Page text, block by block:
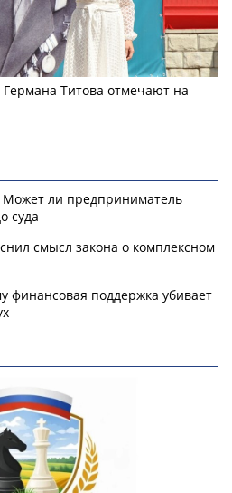
Германа Титова отмечают на
Может ли предприниматель
суда
смысл закона о комплексном
финансовая поддержка убивает